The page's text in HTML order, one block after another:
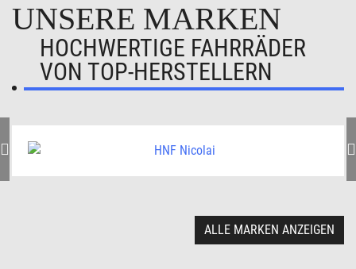
UNSERE MARKEN
HOCHWERTIGE FAHRRÄDER
VON TOP-HERSTELLERN
ALLE MARKEN ANZEIGEN